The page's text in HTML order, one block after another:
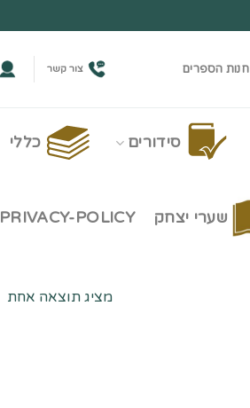
חנות הספרים צור קשר
סידורים כללי
שערי יצחק PRIVACY-POLICY
מציג תוצאה אחת